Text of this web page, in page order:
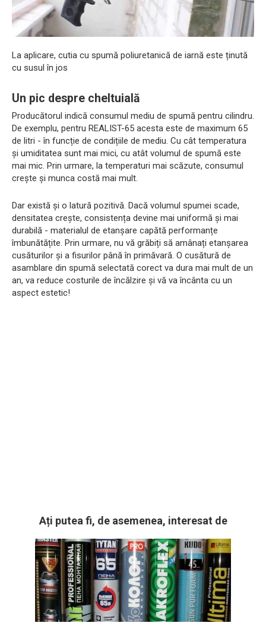
La aplicare, cutia cu spumă poliuretanică de iarnă este ținută
cu susul în jos
Un pic despre cheltuială
Producătorul indică consumul mediu de spumă pentru cilindru.
De exemplu, pentru REALIST-65 acesta este de maximum 65
de litri - în funcție de condițiile de mediu. Cu cât temperatura
și umiditatea sunt mai mici, cu atât volumul de spumă este
mai mic. Prin urmare, la temperaturi mai scăzute, consumul
crește și munca costă mai mult.
Dar există și o latură pozitivă. Dacă volumul spumei scade,
densitatea crește, consistența devine mai uniformă și mai
durabilă - materialul de etanșare capătă performanțe
îmbunătățite. Prin urmare, nu vă grăbiți să amânați etanșarea
cusăturilor și a fisurilor până în primăvară. O cusătură de
asamblare din spumă selectată corect va dura mai mult de un
an, va reduce costurile de încălzire și vă va încânta cu un
aspect estetic!
Ați putea fi, de asemenea, interesat de